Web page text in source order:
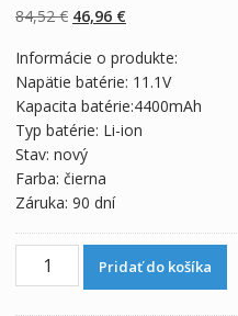
základe
zákazníckych
84,52€ Pôvodná
bola:
84,52 €.
46,96 €Aktuálna
je:
46,96 €.
Informácie o produkte:
Napätie batérie: 11.1V
Kapacita batérie:4400mAh
Typ batérie: Li-ion
Stav: nový
Farba: čierna
Záruka: 90 dní
množstvo
Pridať do košíka